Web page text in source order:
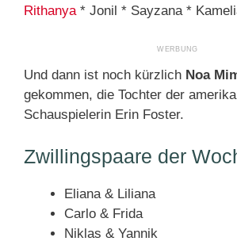
Rithanya* Jonil * Sayzana *
Und dann ist noch kürzlich Noa
gekommen, die Tochter der
Schauspielerin Erin Foster.
Zwillingspaare der
Eliana & Liliana
Carlo & Frida
Niklas & Yannik